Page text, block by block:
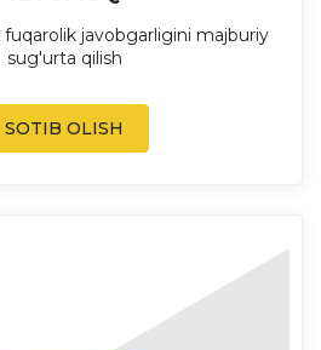
javobgarligini majburiy
sug'urta qilish
SOTIB OLISH